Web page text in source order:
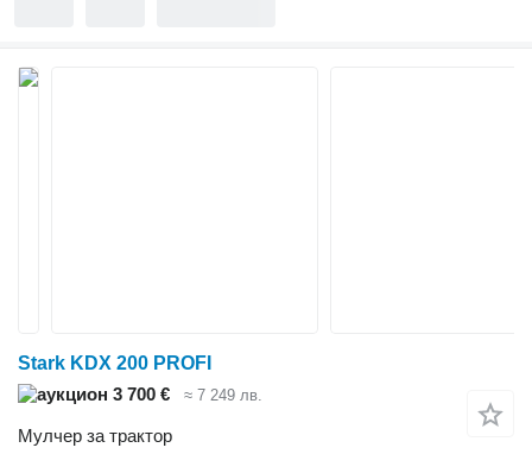
Stark KDX 200 PROFI
3 700 €
≈ 7 249 лв.
Мулчер за трактор